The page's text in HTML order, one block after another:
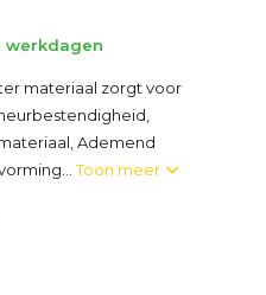
werkdagen
materiaal zorgt voor
Ademend
Toon meer